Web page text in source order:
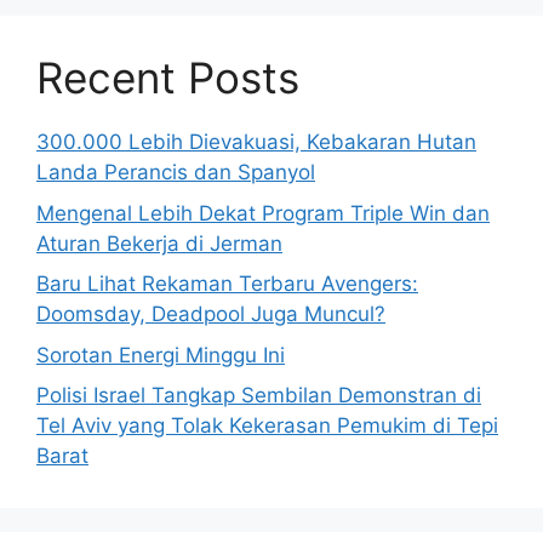
Recent Posts
300.000 Lebih Dievakuasi, Kebakaran Hutan
Landa Perancis dan Spanyol
Mengenal Lebih Dekat Program Triple Win dan
Aturan Bekerja di Jerman
Baru Lihat Rekaman Terbaru Avengers:
Doomsday, Deadpool Juga Muncul?
Sorotan Energi Minggu Ini
Polisi Israel Tangkap Sembilan Demonstran di
Tel Aviv yang Tolak Kekerasan Pemukim di Tepi
Barat